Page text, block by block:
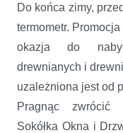
Do końca zimy,
termometr.
okazja do
drewnianych i
uzależniona jest od
Pragnąc zwrócić
Sokółka Okna i